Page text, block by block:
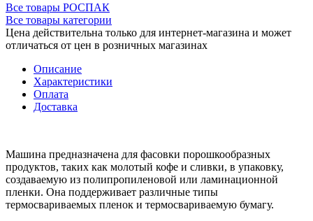
Все товары РОСПАК
Все товары категории
Цена действительна только для интернет-магазина и может
отличаться от цен в розничных магазинах
Описание
Характеристики
Оплата
Доставка
Машина предназначена для фасовки порошкообразных
продуктов, таких как молотый кофе и сливки, в упаковку,
создаваемую из полипропиленовой или ламинационной
пленки. Она поддерживает различные типы
термосвариваемых пленок и термосвариваемую бумагу.